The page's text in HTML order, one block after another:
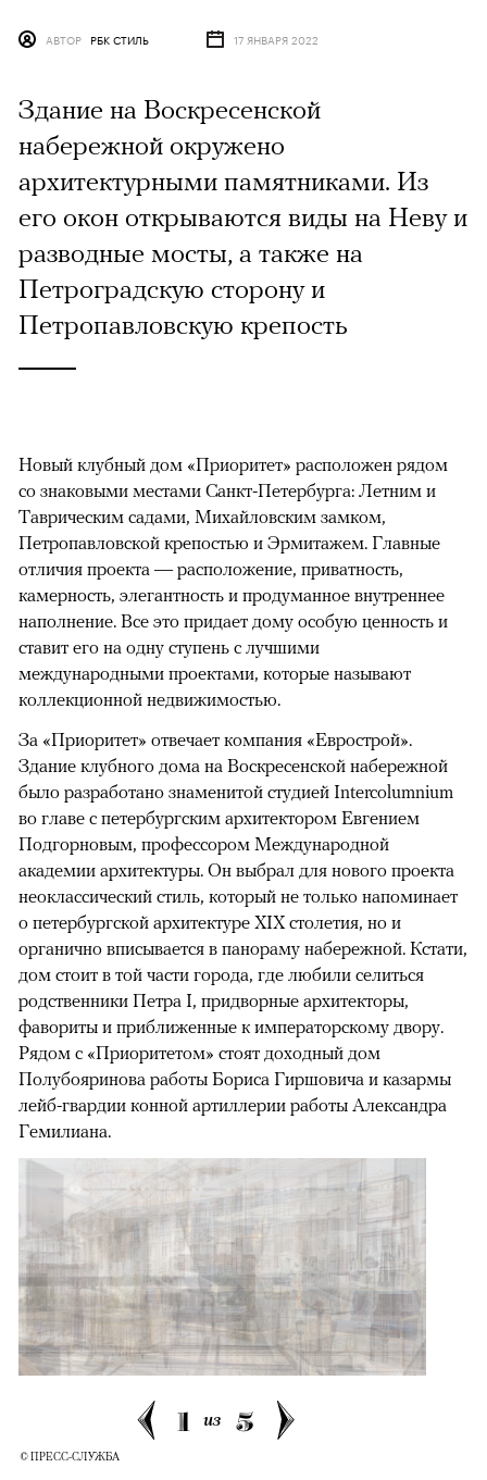
АВТОР РБК СТИЛЬ 17 ЯНВАРЯ 2022
Здание на Воскресенской
набережной окружено
архитектурными памятниками. Из
его окон открываются виды на Неву и
разводные мосты, а также на
Петроградскую сторону и
Петропавловскую крепость
Новый клубный дом «Приоритет» расположен рядом
со знаковыми местами Санкт-Петербурга: Летним и
Таврическим садами, Михайловским замком,
Петропавловской крепостью и Эрмитажем. Главные
отличия проекта — расположение, приватность,
камерность, элегантность и продуманное внутреннее
наполнение. Все это придает дому особую ценность и
ставит его на одну ступень с лучшими
международными проектами, которые называют
коллекционной недвижимостью.
За «Приоритет» отвечает компания «Еврострой».
Здание клубного дома на Воскресенской набережной
было разработано знаменитой студией Intercolumnium
во главе с петербургским архитектором Евгением
Подгорновым, профессором Международной
академии архитектуры. Он выбрал для нового проекта
неоклассический стиль, который не только напоминает
о петербургской архитектуре XIX столетия, но и
органично вписывается в панораму набережной. Кстати,
дом стоит в той части города, где любили селиться
родственники Петра I, придворные архитекторы,
фавориты и приближенные к императорскому двору.
Рядом с «Приоритетом» стоят доходный дом
Полубояринова работы Бориса Гиршовича и казармы
лейб-гвардии конной артиллерии работы Александра
Гемилиана.
1 из 5
© ПРЕСС-СЛУЖБА